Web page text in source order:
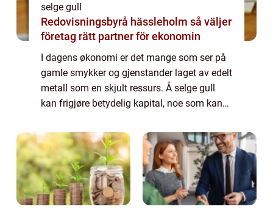
selge gull
Redovisningsbyrå hässleholm så väljer
företag rätt partner för ekonomin
I dagens økonomi er det mange som ser på
gamle smykker og gjenstander laget av edelt
metall som en skjult ressurs. Å selge gull
kan frigjøre betydelig kapital, noe som kan
er...